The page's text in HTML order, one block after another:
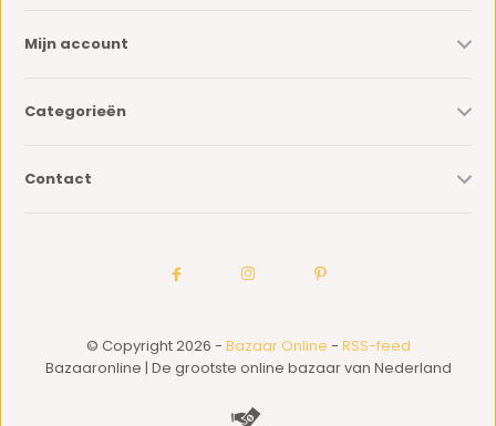
Mijn account
Categorieën
Contact
© Copyright 2026 - Bazaar Online - RSS-feed
Bazaaronline | De grootste online bazaar van Nederland